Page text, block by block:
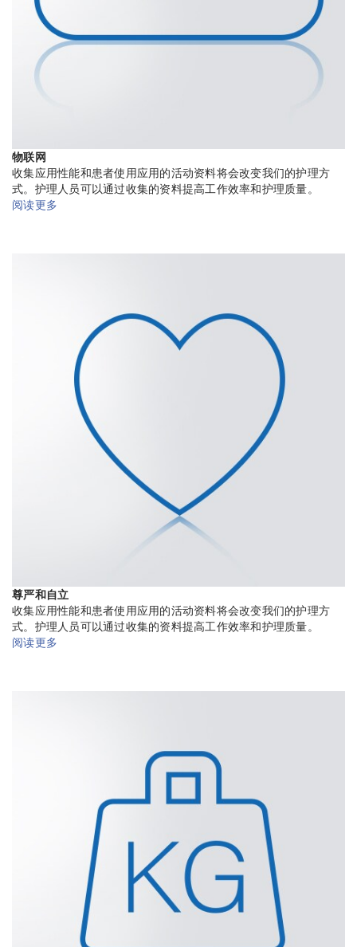
物联网
收集应用性能和患者使用应用的活动资料将会改变我们的护理方
式。护理人员可以通过收集的资料提高工作效率和护理质量。
阅读更多
尊严和自立
收集应用性能和患者使用应用的活动资料将会改变我们的护理方
式。护理人员可以通过收集的资料提高工作效率和护理质量。
阅读更多